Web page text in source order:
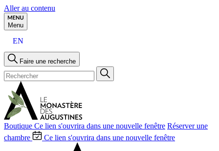
Aller au contenu
Menu
EN
Faire une recherche
Boutique Ce lien s'ouvrira dans une nouvelle fenêtre Réserver une
chambre
Ce lien s'ouvrira dans une nouvelle fenêtre